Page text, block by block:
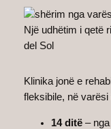
Klinika jonë e
fleksibile, në
14 ditë– nga
Një udhëtim i qetë
del Sol